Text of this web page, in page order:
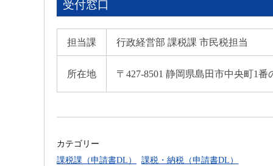
受付窓口
担当課 行政経営部 課税課 市民税担当
所在地 〒427-8501 静岡県島田市中央町1番
カテゴリー
課税課（申請書DL）
課税・納税（申請書DL）